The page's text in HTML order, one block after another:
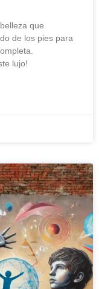
que
de los pies para
lujo!